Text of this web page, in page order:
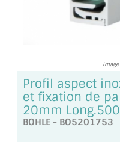
MIROIRS VIEILLIS
MIROIR DÉCORATIF
LOTS DE MIROIRS
Profil aspect
et fixation de
20mm
BOHLE - BO5201753